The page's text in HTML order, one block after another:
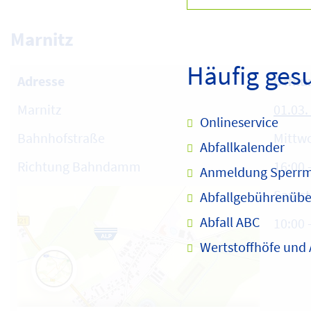
Häufig
Onlineservice
Abfallkalender
Anmeldung
Abfall ABC
Wertstoffhöfe und
Marnitz
Adresse
Marnitz
Bahnhofstraße
Richtung Bahndamm
16:00
10:00